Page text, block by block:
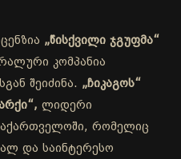
„წისქვილი ჯგუფმა“
კომპანია
შეიძინა. „ჩიკაგოს“
ლიდერი
რომელიც
და საინტერესო